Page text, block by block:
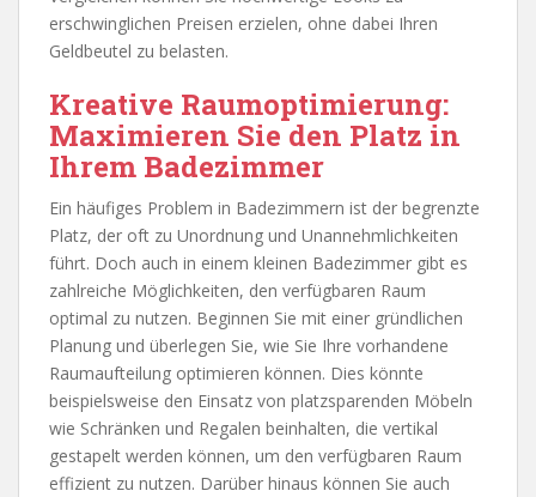
erschwinglichen Preisen erzielen, ohne dabei Ihren
Geldbeutel zu belasten.
Kreative Raumoptimierung:
Maximieren Sie den Platz in
Ihrem Badezimmer
Ein häufiges Problem in Badezimmern ist der begrenzte
Platz, der oft zu Unordnung und Unannehmlichkeiten
führt. Doch auch in einem kleinen Badezimmer gibt es
zahlreiche Möglichkeiten, den verfügbaren Raum
optimal zu nutzen. Beginnen Sie mit einer gründlichen
Planung und überlegen Sie, wie Sie Ihre vorhandene
Raumaufteilung optimieren können. Dies könnte
beispielsweise den Einsatz von platzsparenden Möbeln
wie Schränken und Regalen beinhalten, die vertikal
gestapelt werden können, um den verfügbaren Raum
effizient zu nutzen. Darüber hinaus können Sie auch